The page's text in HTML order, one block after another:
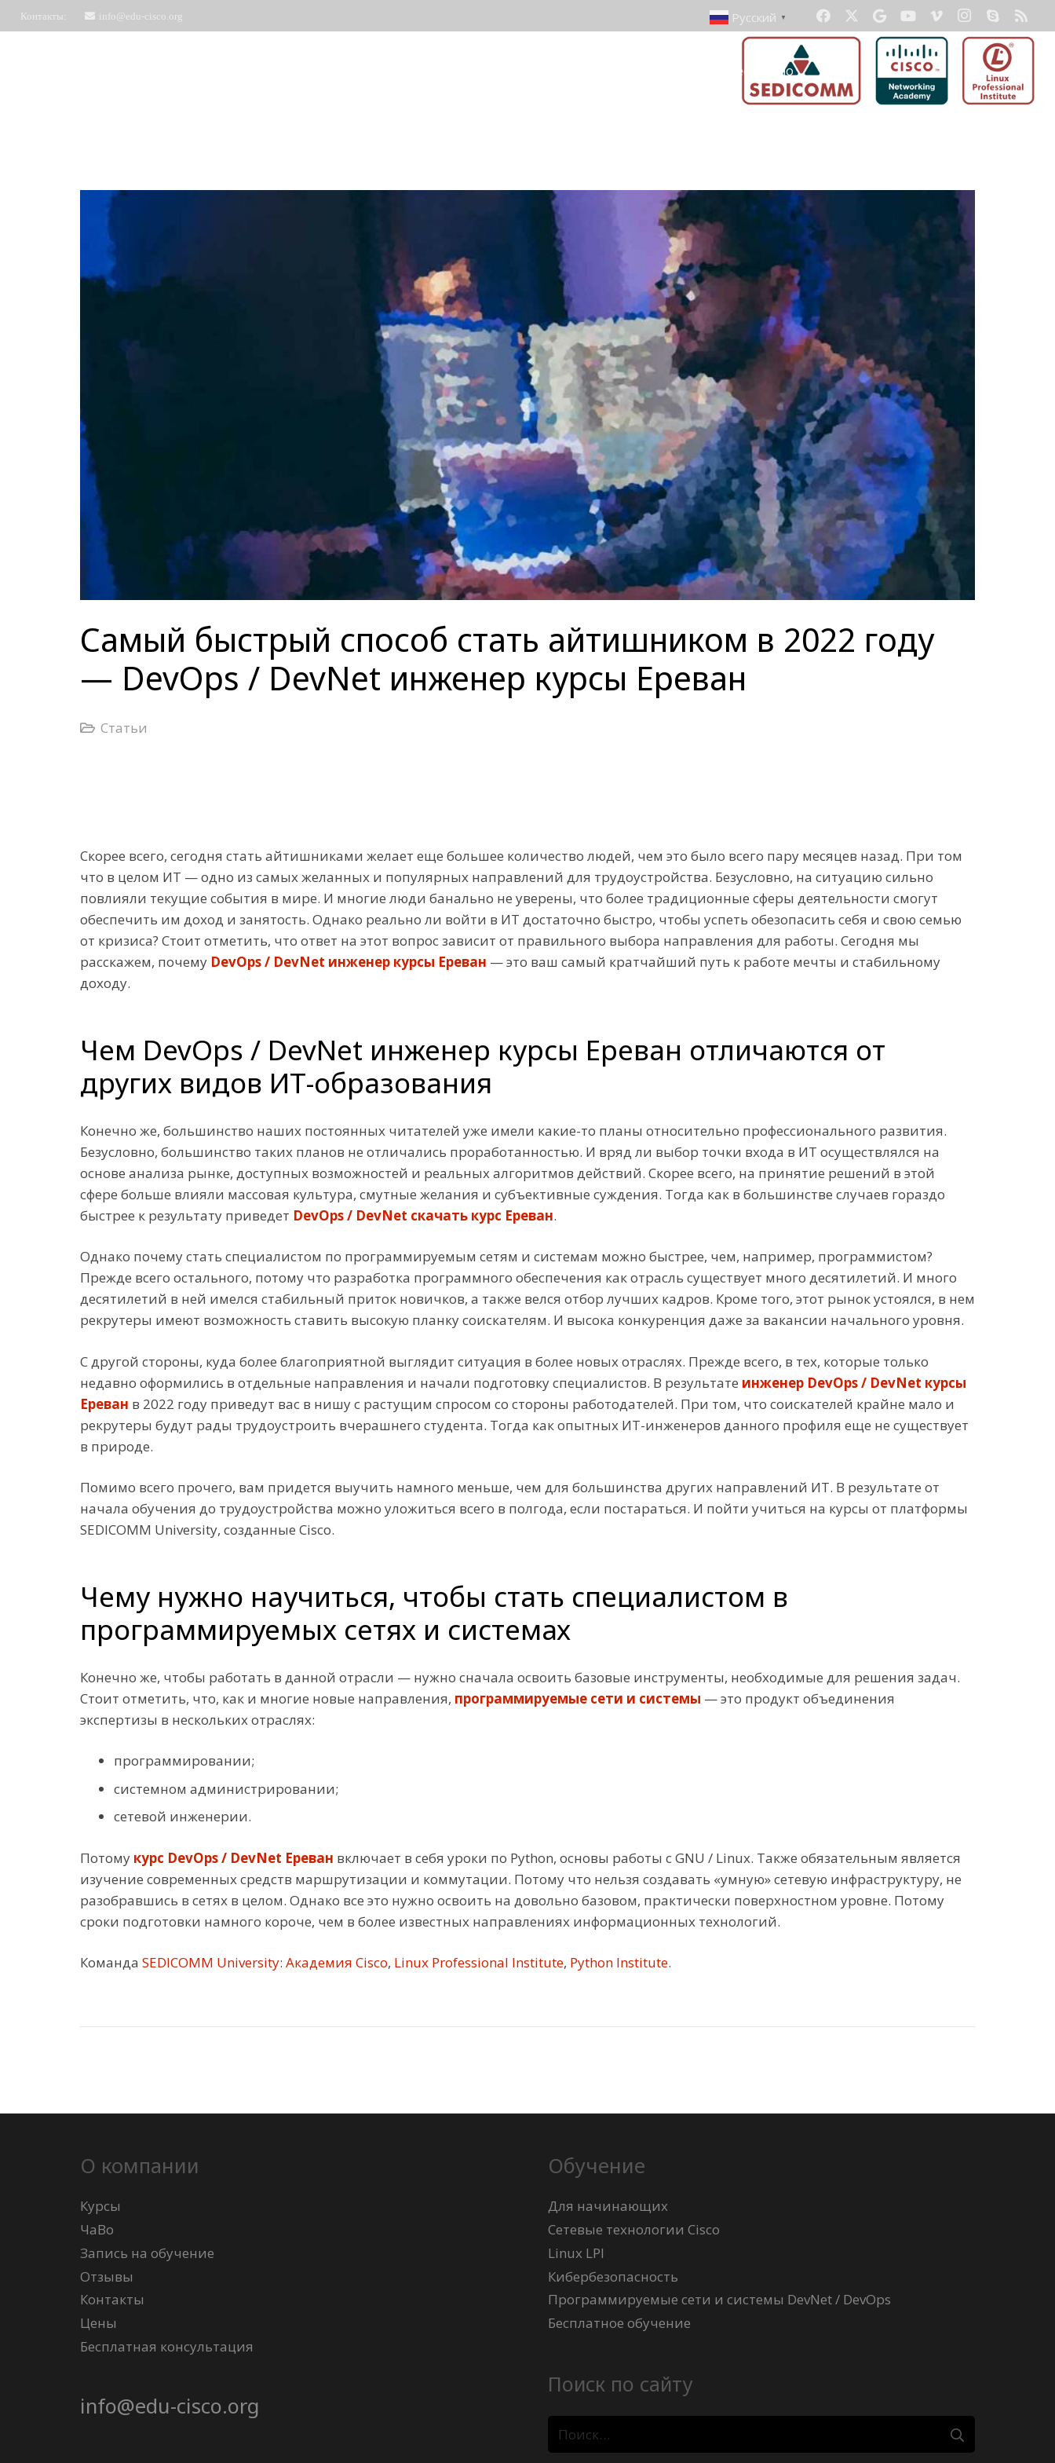
Контакты: info@edu-cisco.org Русский ▼
Попробовать бесплатно
Самый быстрый способ стать айтишником в 2022 году
— DevOps / DevNet инженер курсы Ереван
Статьи
Скорее всего, сегодня стать айтишниками желает еще большее количество людей, чем это было всего пару месяцев назад. При том
что в целом ИТ — одно из самых желанных и популярных направлений для трудоустройства. Безусловно, на ситуацию сильно
повлияли текущие события в мире. И многие люди банально не уверены, что более традиционные сферы деятельности смогут
обеспечить им доход и занятость. Однако реально ли войти в ИТ достаточно быстро, чтобы успеть обезопасить себя и свою семью
от кризиса? Стоит отметить, что ответ на этот вопрос зависит от правильного выбора направления для работы. Сегодня мы
расскажем, почему DevOps / DevNet инженер курсы Ереван — это ваш самый кратчайший путь к работе мечты и стабильному
доходу.
Чем DevOps / DevNet инженер курсы Ереван отличаются от
других видов ИТ-образования
Конечно же, большинство наших постоянных читателей уже имели какие-то планы относительно профессионального развития.
Безусловно, большинство таких планов не отличались проработанностью. И вряд ли выбор точки входа в ИТ осуществлялся на
основе анализа рынке, доступных возможностей и реальных алгоритмов действий. Скорее всего, на принятие решений в этой
сфере больше влияли массовая культура, смутные желания и субъективные суждения. Тогда как в большинстве случаев гораздо
быстрее к результату приведет DevOps / DevNet скачать курс Ереван.
Однако почему стать специалистом по программируемым сетям и системам можно быстрее, чем, например, программистом?
Прежде всего остального, потому что разработка программного обеспечения как отрасль существует много десятилетий. И много
десятилетий в ней имелся стабильный приток новичков, а также велся отбор лучших кадров. Кроме того, этот рынок устоялся, в нем
рекрутеры имеют возможность ставить высокую планку соискателям. И высока конкуренция даже за вакансии начального уровня.
С другой стороны, куда более благоприятной выглядит ситуация в более новых отраслях. Прежде всего, в тех, которые только
недавно оформились в отдельные направления и начали подготовку специалистов. В результате инженер DevOps / DevNet курсы
Ереван в 2022 году приведут вас в нишу с растущим спросом со стороны работодателей. При том, что соискателей крайне мало и
рекрутеры будут рады трудоустроить вчерашнего студента. Тогда как опытных ИТ-инженеров данного профиля еще не существует
в природе.
Помимо всего прочего, вам придется выучить намного меньше, чем для большинства других направлений ИТ. В результате от
начала обучения до трудоустройства можно уложиться всего в полгода, если постараться. И пойти учиться на курсы от платформы
SEDICOMM University, созданные Cisco.
Чему нужно научиться, чтобы стать специалистом в
программируемых сетях и системах
Конечно же, чтобы работать в данной отрасли — нужно сначала освоить базовые инструменты, необходимые для решения задач.
Стоит отметить, что, как и многие новые направления, программируемые сети и системы — это продукт объединения
экспертизы в нескольких отраслях:
программировании;
системном администрировании;
сетевой инженерии.
Потому курс DevOps / DevNet Ереван включает в себя уроки по Python, основы работы с GNU / Linux. Также обязательным является
изучение современных средств маршрутизации и коммутации. Потому что нельзя создавать «умную» сетевую инфраструктуру, не
разобравшись в сетях в целом. Однако все это нужно освоить на довольно базовом, практически поверхностном уровне. Потому
сроки подготовки намного короче, чем в более известных направлениях информационных технологий.
Команда SEDICOMM University: Академия Cisco, Linux Professional Institute, Python Institute.
О компании
Курсы
ЧаВо
Запись на обучение
Отзывы
Контакты
Цены
Бесплатная консультация
info@edu-cisco.org
Обучение
Для начинающих
Сетевые технологии Cisco
Linux LPI
Кибербезопасность
Программируемые сети и системы DevNet / DevOps
Бесплатное обучение
Поиск по сайту
Найти: